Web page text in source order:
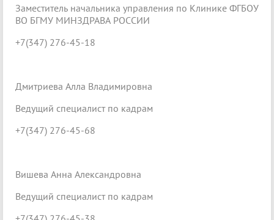
Заместитель начальника управления по Клинике ФГБОУ
ВО БГМУ МИНЗДРАВА РОССИИ
+7(347) 276-45-18
Дмитриева Алла Владимировна
Ведущий специалист по кадрам
+7(347) 276-45-68
Вишева Анна Александровна
Ведущий специалист по кадрам